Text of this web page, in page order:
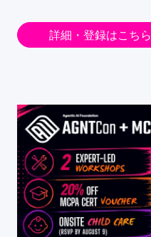
詳細・登録はこちら